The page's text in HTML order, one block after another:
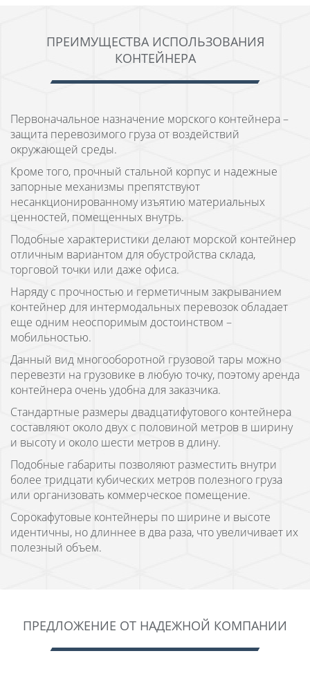
ПРЕИМУЩЕСТВА ИСПОЛЬЗОВАНИЯ
КОНТЕЙНЕРА
Первоначальное назначение морского контейнера –
защита перевозимого груза от воздействий
окружающей среды.
Кроме того, прочный стальной корпус и надежные
запорные механизмы препятствуют
несанкционированному изъятию материальных
ценностей, помещенных внутрь.
Подобные характеристики делают морской контейнер
отличным вариантом для обустройства склада,
торговой точки или даже офиса.
Наряду с прочностью и герметичным закрыванием
контейнер для интермодальных перевозок обладает
еще одним неоспоримым достоинством –
мобильностью.
Данный вид многооборотной грузовой тары можно
перевезти на грузовике в любую точку, поэтому аренда
контейнера очень удобна для заказчика.
Стандартные размеры двадцатифутового контейнера
составляют около двух с половиной метров в ширину
и высоту и около шести метров в длину.
Подобные габариты позволяют разместить внутри
более тридцати кубических метров полезного груза
или организовать коммерческое помещение.
Сорокафутовые контейнеры по ширине и высоте
идентичны, но длиннее в два раза, что увеличивает их
полезный объем.
ПРЕДЛОЖЕНИЕ ОТ НАДЕЖНОЙ КОМПАНИИ